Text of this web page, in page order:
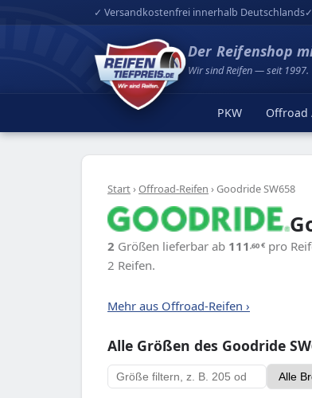
✓ Versandkostenfrei innerhalb Deutschlands
Der Reifenshop
Wir sind Reifen — seit 1997.
PKW Offroad
Start›Offroad-Reifen ›Goodride SW658
2 Größen lieferbar ab 111 ,60€ pro
2 Reifen.
Mehr aus Offroad-Reifen ›
Alle Größen des Goodride